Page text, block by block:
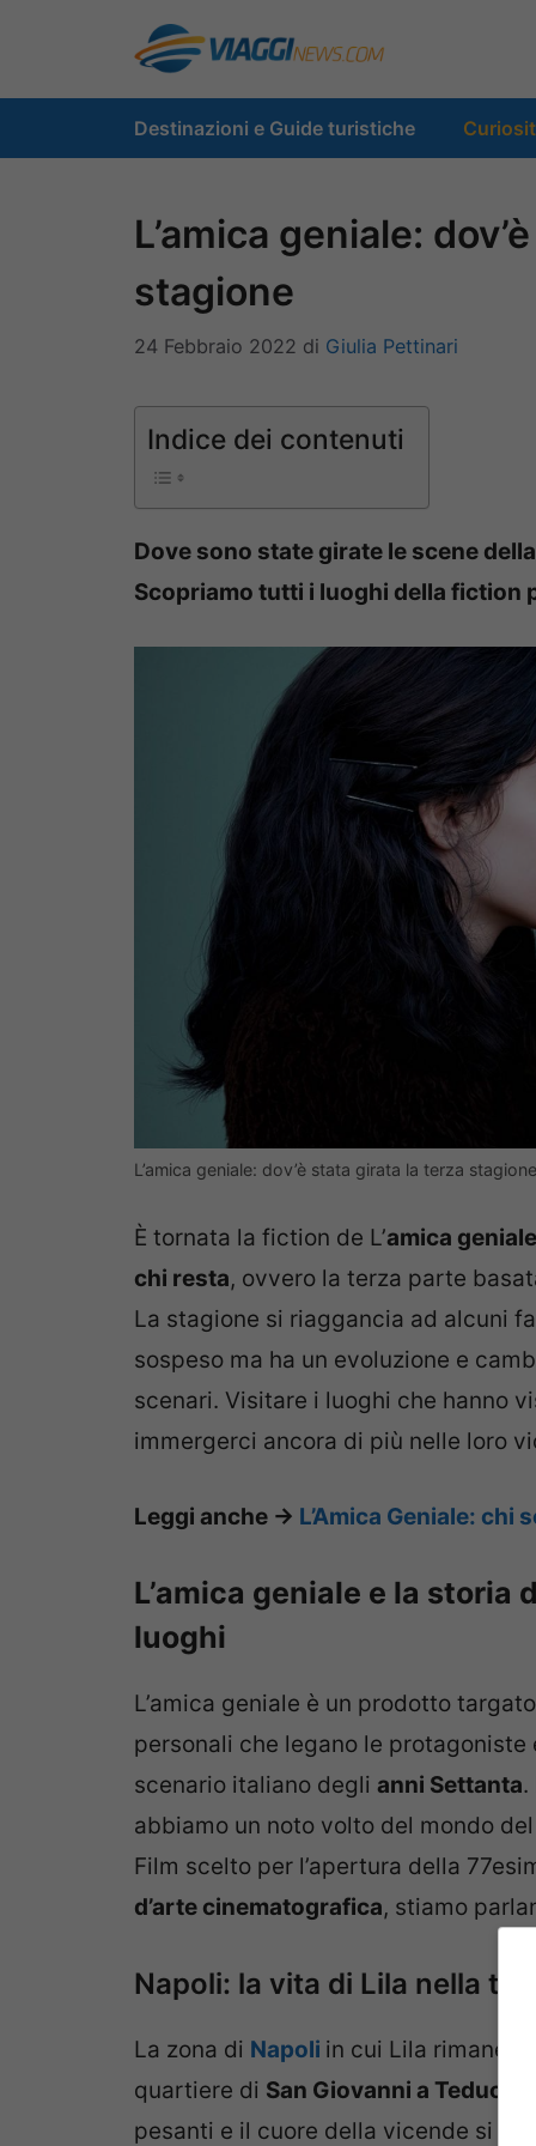
contenuto
Destinazioni e Guide turistiche
L’amica geniale:
stagione
24 Febbraio 2022 di Giulia Pettinari
Indice dei contenuti
Dove sono state girate le scene
Scopriamo tutti i luoghi della fiction
L’amica geniale: dov’è stata girata la terza
È tornata la fiction de L’amica geniale
chi resta, ovvero la terza parte
La stagione si riaggancia ad alcuni
sospeso ma ha un evoluzione e
scenari. Visitare i luoghi che hanno
immergerci ancora di più nelle loro
Leggi anche -> L’Amica Geniale: chi
L’amica geniale e la storia
luoghi
L’amica geniale è un prodotto targato
personali che legano le
scenario italiano degli anni Settanta.
abbiamo un noto volto del mondo
Film scelto per l’apertura della
d’arte cinematografica, stiamo
Napoli: la vita di Lila nella
La zona di Napoli in cui Lila rimane a
quartiere di San Giovanni a Teduccio
pesanti e il cuore della vicende si